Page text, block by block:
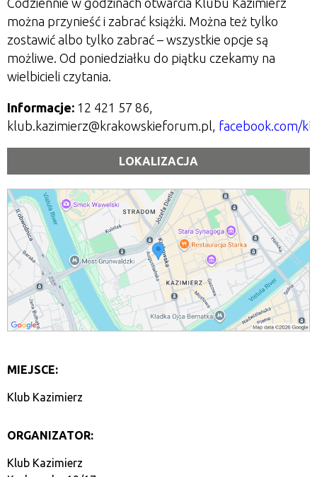
Codziennie w godzinach otwarcia Klubu Kazimierz
można przynieść i zabrać książki. Można też tylko
zostawić albo tylko zabrać – wszystkie opcje są
możliwe. Od poniedziałku do piątku czekamy na
wielbicieli czytania.
Informacje: 12 421 57 86,
klub.kazimierz@krakowskieforum.pl, facebook.com/
LOKALIZACJA
MIEJSCE:
Klub Kazimierz
ORGANIZATOR:
Klub Kazimierz